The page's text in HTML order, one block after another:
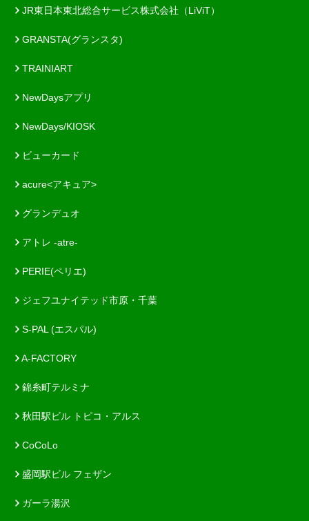
JR東日本東北総合サービス株式会社（LiViT）
GRANSTA(グランスタ)
TRAINIART
NewDaysアプリ
NewDays/KIOSK
ビューカード
acure<アキュア>
グランデュオ
アトレ -atre-
PERIE(ペリエ)
ジェフユナイテッド市原・千葉
S-PAL (エスパル)
A-FACTORY
錦糸町テルミナ
秋田駅ビル トピコ・アルス
CoCoLo
盛岡駅ビル フェザン
ガーラ湯沢